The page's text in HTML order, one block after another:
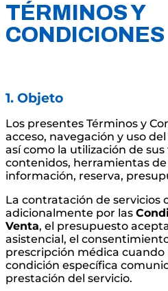
TÉRMINOS Y
CONDICIONES
1. Objeto
Los presentes Términos y
acceso, navegación y uso
así como la utilización de
contenidos, herramientas
información, reserva,
La contratación de servicios
adicionalmente por las
Venta, el presupuesto
asistencial, el
prescripción médica
condición específica
prestación del servicio.